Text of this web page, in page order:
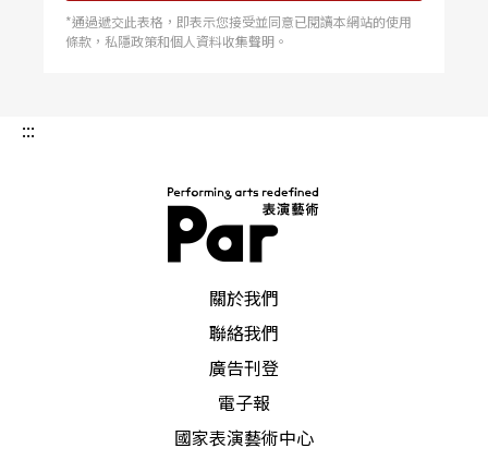
*通過遞交此表格，即表示您接受並同意已閱讀本網站的使用
條款，私隱政策和個人資料收集聲明。
:::
關於我們
聯絡我們
廣告刊登
電子報
國家表演藝術中心